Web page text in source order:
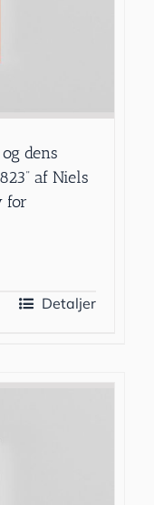
dens
af Niels
for
Detaljer